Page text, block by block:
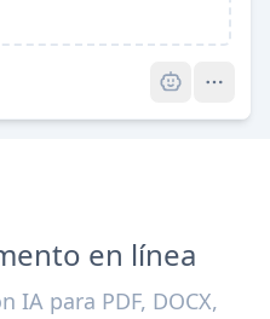
en línea
IA para PDF, DOCX,